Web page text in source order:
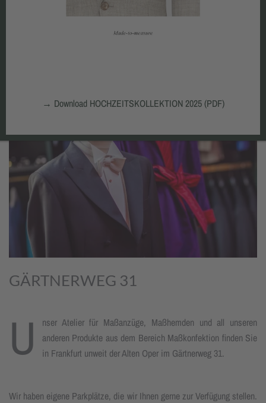
GÄRTNERWEG 31
U
nser Atelier für Maßanzüge, Maßhemden und all unseren
anderen Produkte aus dem Bereich Maßkonfektion finden Sie
in Frankfurt unweit der Alten Oper im Gärtnerweg 31.
Wir haben eigene Parkplätze, die wir Ihnen gerne zur Verfügung stellen.
→ Download HOCHZEITSKOLLEKTION 2025 (PDF)